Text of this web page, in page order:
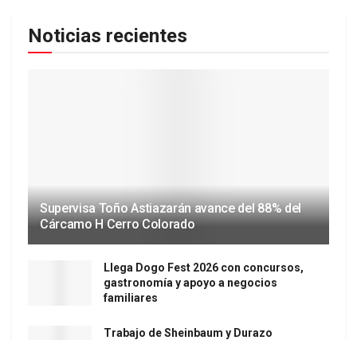
Noticias recientes
Supervisa Toño Astiazarán avance del 88% del
Cárcamo H Cerro Colorado
Llega Dogo Fest 2026 con concursos,
gastronomía y apoyo a negocios
familiares
Trabajo de Sheinbaum y Durazo